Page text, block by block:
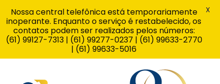
Nossa central telefônica está temporariamente
inoperante. Enquanto o serviço é restabelecido, os
contatos podem ser realizados pelos números:
(61) 99127-7313 | (61) 99277-0237 | (61) 99633-2770
| (61) 99633-5016
X